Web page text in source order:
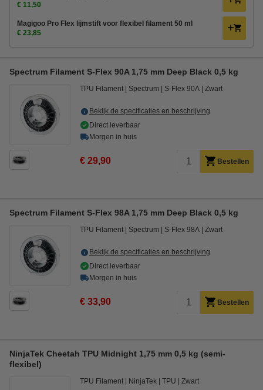
€ 11,50
Magigoo Pro Flex lijmstift voor flexibel filament 50 ml
€ 23,85
Spectrum Filament S-Flex 90A 1,75 mm Deep Black 0,5 kg
TPU Filament Spectrum S-Flex 90A Zwart
Bekijk de specificaties en beschrijving
Direct leverbaar
Morgen in huis
€ 29,90 Bestellen
Spectrum Filament S-Flex 98A 1,75 mm Deep Black 0,5 kg
TPU Filament Spectrum S-Flex 98A Zwart
Bekijk de specificaties en beschrijving
Direct leverbaar
Morgen in huis
€ 33,90 Bestellen
NinjaTek Cheetah TPU Midnight 1,75 mm 0,5 kg (semi-
flexibel)
TPU Filament NinjaTek TPU Zwart